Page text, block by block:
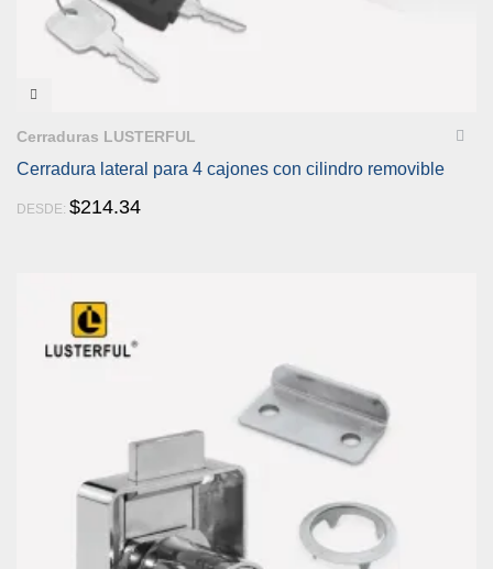
Cerraduras LUSTERFUL
Cerradura lateral para 4 cajones con cilindro removible
DESDE: $214.34